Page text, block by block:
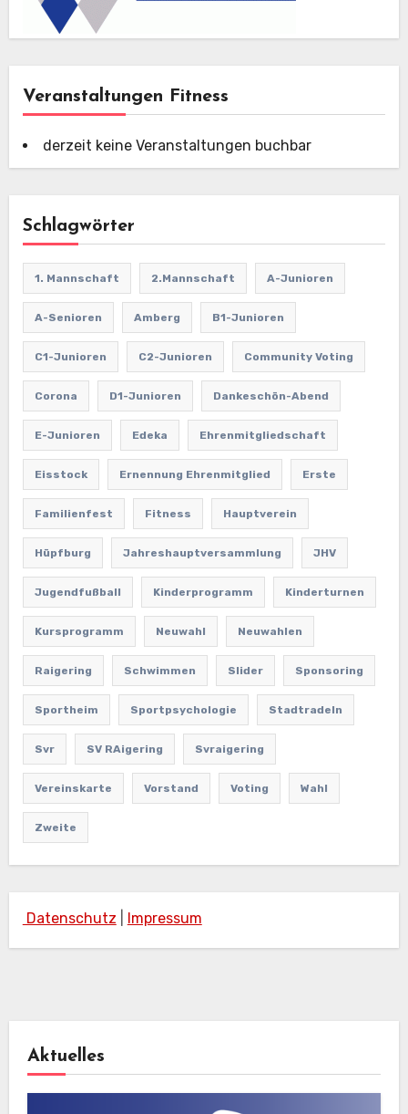
Veranstaltungen Fitness
derzeit keine Veranstaltungen buchbar
Schlagwörter
1. Mannschaft 2.Mannschaft A-Junioren
A-Senioren Amberg B1-Junioren
C1-Junioren C2-Junioren Community Voting
Corona D1-Junioren Dankeschön-Abend
E-Junioren Edeka Ehrenmitgliedschaft
Eisstock Ernennung Ehrenmitglied Erste
Familienfest Fitness Hauptverein
Hüpfburg Jahreshauptversammlung JHV
Jugendfußball Kinderprogramm Kinderturnen
Kursprogramm Neuwahl Neuwahlen
Raigering Schwimmen Slider Sponsoring
Sportheim Sportpsychologie Stadtradeln
Svr SV RAigering Svraigering
Vereinskarte Vorstand Voting Wahl
Zweite
Datenschutz Impressum
Aktuelles